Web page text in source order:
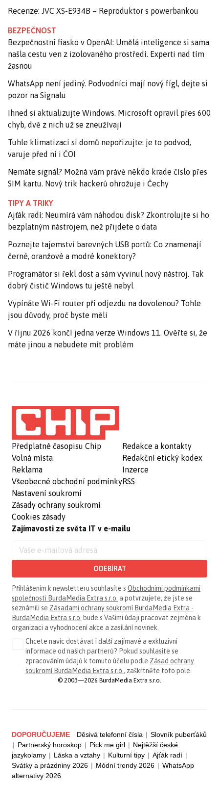
Recenze: JVC XS-E934B – Reproduktor s powerbankou
BEZPEČNOST
Bezpečnostní fiasko v OpenAI: Umělá inteligence si sama
našla cestu ven z izolovaného prostředí. Experti nad tím
žasnou
WhatsApp není jediný. Podvodníci mají nový fígl, dejte si
pozor na Signalu
Ihned si aktualizujte Windows. Microsoft opravil přes 600
chyb, dvě z nich už se zneužívají
Tuhle klimatizaci si domů nepořizujte: je to podvod,
varuje před ní i ČOI
Nemáte signál? Možná vám právě někdo krade číslo přes
SIM kartu. Nový trik hackerů ohrožuje i Čechy
TIPY A TRIKY
Ajťák radí: Neumírá vám náhodou disk? Zkontrolujte si ho
bezplatným nástrojem, než přijdete o data
Poznejte tajemství barevných USB portů: Co znamenají
černé, oranžové a modré konektory?
Programátor si řekl dost a sám vyvinul nový nástroj. Tak
dobrý čistič Windows tu ještě nebyl
Vypínáte Wi-Fi router při odjezdu na dovolenou? Tohle
jsou důvody, proč byste měli
V říjnu 2026 končí jedna verze Windows 11. Ověřte si, že
máte jinou a nebudete mít problém
Předplatné časopisu Chip
Volná místa
Reklama
Všeobecné obchodní podmínky
Nastavení soukromí
Zásady ochrany soukromí
Cookies zásady
Redakce a kontakty
Redakční etický kodex
Inzerce
RSS
Zajímavosti ze světa IT v e-mailu
ODEBÍRAT
Přihlášením k newsletteru souhlasíte s Obchodními podmínkami
společnosti BurdaMedia Extra s.r.o. a potvrzujete, že jste se
seznámili se Zásadami ochrany soukromí BurdaMedia Extra -
BurdaMedia Extra s.r.o. bude s Vašimi údaji pracovat zejména k
organizaci a vyhodnocení akce a zasílání novinek.
Chcete navíc dostávat i další zajímavé a exkluzivní
informace od našich partnerů? Pokud souhlasíte se
zpracováním údajů k tomuto účelu podle Zásad ochrany
soukromí BurdaMedia Extra s.r.o., zaškrtněte toto pole.
© 2003—2026 BurdaMedia Extra s.r.o.
DOPORUČUJEME Děsivá telefonní čísla | Slovník puberťáků
| Partnerský horoskop | Pick me girl | Nejtěžší české
jazykolamy | Láska a vztahy | Kulturní tipy | Ajťák radí |
Svátky a prázdniny 2026 | Módní trendy 2026 | WhatsApp
alternativy 2026